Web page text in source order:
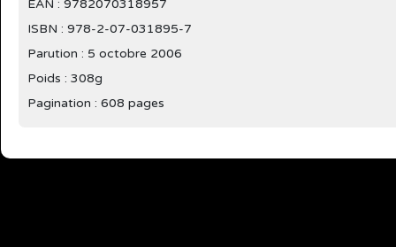
EAN : 9782070318957
ISBN : 978-2-07-031895-7
Parution : 5 octobre 2006
Poids : 308g
Pagination : 608 pages